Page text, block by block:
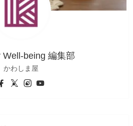
Well-being 編集部
かわしま屋